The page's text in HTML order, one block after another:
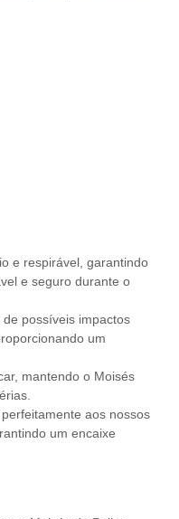
e respirável, garantindo
e seguro durante o
possíveis impactos
um
mantendo o Moisés
aos nossos
um encaixe